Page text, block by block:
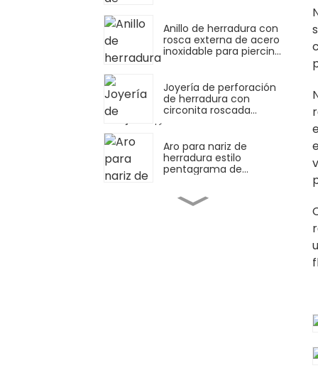
Anillo de herradura con
rosca externa de acero
inoxidable para piercing
Joyería de perforación
de herradura con
circonita roscada
Aro para nariz de
herradura estilo
pentagrama de
Anillo de nariz redondo